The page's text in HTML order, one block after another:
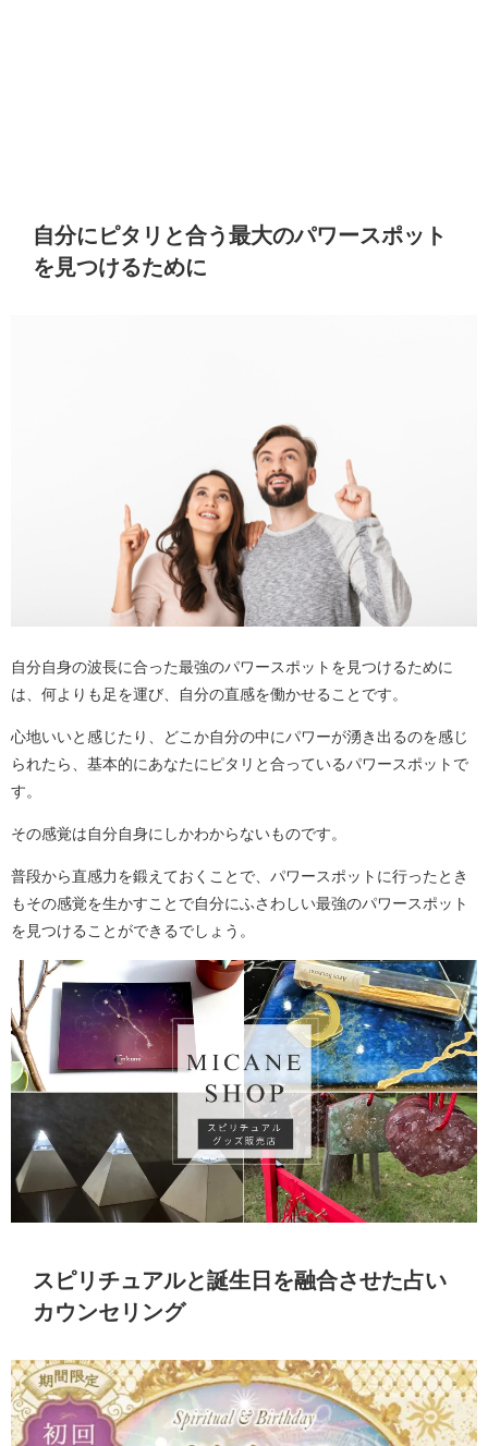
自分にピタリと合う最大のパワースポット
を見つけるために
自分自身の波長に合った最強のパワースポットを見つけるために
は、何よりも足を運び、自分の直感を働かせることです。
心地いいと感じたり、どこか自分の中にパワーが湧き出るのを感じ
られたら、基本的にあなたにピタリと合っているパワースポットで
す。
その感覚は自分自身にしかわからないものです。
普段から直感力を鍛えておくことで、パワースポットに行ったとき
もその感覚を生かすことで自分にふさわしい最強のパワースポット
を見つけることができるでしょう。
スピリチュアルと誕生日を融合させた占い
カウンセリング